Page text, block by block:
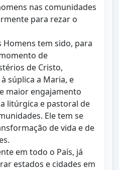
nas comunidades
para rezar o
Homens tem sido, para
de
de Cristo,
súplica a Maria, e
maior engajamento
litúrgica e pastoral de
Ele tem se
de vida e de
em todo o País, já
estados e cidades em